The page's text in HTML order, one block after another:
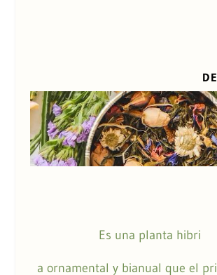
Es una planta hibri
a ornamental y bianual que el